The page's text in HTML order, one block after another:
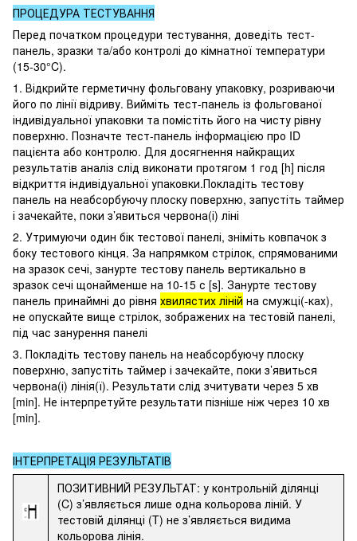
ПРОЦЕДУРА ТЕСТУВАННЯ
Перед початком процедури тестування, доведіть тест-
панель, зразки та/або контролі до кімнатної температури
(15-30°C).
1. Відкрийте герметичну фольговану упаковку, розриваючи
його по лінії відриву. Вийміть тест-панель із фольгованої
індивідуальної упаковки та помістіть його на чисту рівну
поверхню. Позначте тест-панель інформацією про ID
пацієнта або контролю. Для досягнення найкращих
результатів аналіз слід виконати протягом 1 год [h] після
відкриття індивідуальної упаковки.Покладіть тестову
панель на неабсорбуючу плоску поверхню, запустіть таймер
і зачекайте, поки з’явиться червона(і) ліні
2. Утримуючи один бік тестової панелі, зніміть ковпачок з
боку тестового кінця. За напрямком стрілок, спрямованими
на зразок сечі, занурте тестову панель вертикально в
зразок сечі щонайменше на 10-15 с [s]. Занурте тестову
панель принаймні до рівня хвилястих ліній на смужці(-ках),
не опускайте вище стрілок, зображених на тестовій панелі,
під час занурення панелі
3. Покладіть тестову панель на неабсорбуючу плоску
поверхню, запустіть таймер і зачекайте, поки з’явиться
червона(і) лінія(ї). Результати слід зчитувати через 5 хв
[min]. Не інтерпретуйте результати пізніше ніж через 10 хв
[min].
ІНТЕРПРЕТАЦІЯ РЕЗУЛЬТАТІВ
ПОЗИТИВНИЙ РЕЗУЛЬТАТ: у контрольній ділянці
(C) з’являється лише одна кольорова ліній. У
тестовій ділянці (T) не з’являється видима
кольорова лінія.